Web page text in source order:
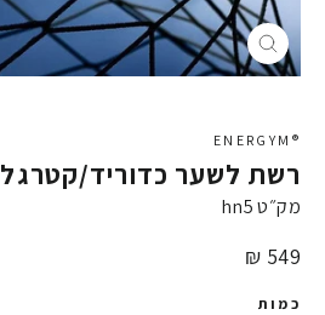
X
®ENERGYM
רשת לשער כדוריד/קטרגל 2X3 מ' 5 מ"מ
מק״טhn5
מחיר
549 ₪
כמות